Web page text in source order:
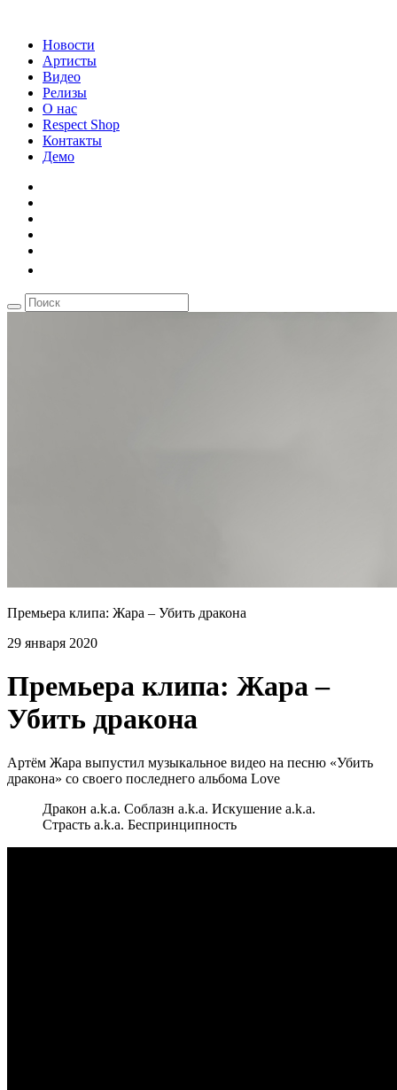
Новости
Артисты
Видео
Релизы
О нас
Respect Shop
Контакты
Демо
Премьера клипа: Жара – Убить дракона
29 января 2020
Премьера клипа: Жара –
Убить дракона
Артём Жара выпустил музыкальное видео на песню «Убить
дракона» со своего последнего альбома Love
Дракон a.k.a. Соблазн a.k.a. Искушение a.k.a.
Страсть a.k.a. Беспринципность